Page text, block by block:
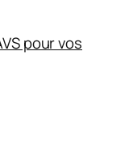
pour vos